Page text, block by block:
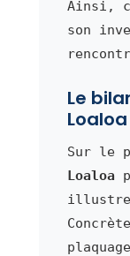
Ainsi,
son
Le
Loaloa
Sur le
Loaloa